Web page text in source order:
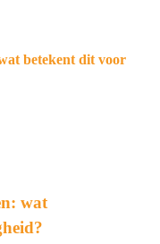
betekent dit voor
wat